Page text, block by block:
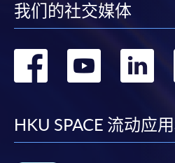
我们的社交媒体
转 转
HKU SPACE 流动应